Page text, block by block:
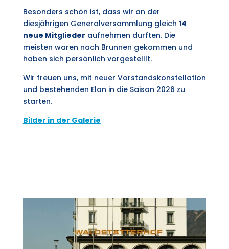
Besonders schön ist, dass wir an der
diesjährigen Generalversammlung gleich 14
neue Mitglieder aufnehmen durften. Die
meisten waren nach Brunnen gekommen und
haben sich persönlich vorgestelllt.
Wir freuen uns, mit neuer Vorstandskonstellation
und bestehenden Elan in die Saison 2026 zu
starten.
Bilder in der Galerie